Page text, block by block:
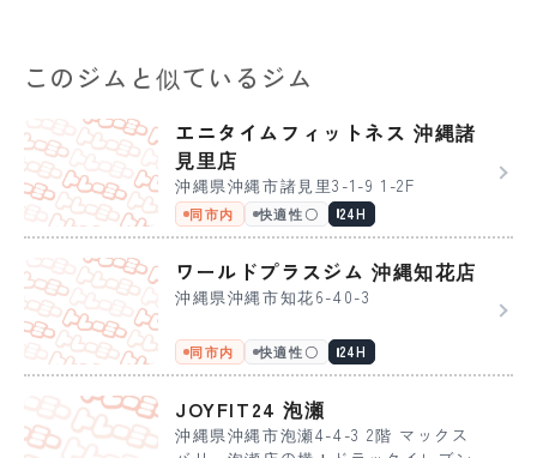
このジムと似ているジム
エニタイムフィットネス 沖縄諸
見里店
沖縄県沖縄市諸見里3-1-9 1-2F
同市内 快適性〇 24H
ワールドプラスジム 沖縄知花店
沖縄県沖縄市知花6-40-3
同市内 快適性〇 24H
JOYFIT24 泡瀬
沖縄県沖縄市泡瀬4-4-3 2階 マックス